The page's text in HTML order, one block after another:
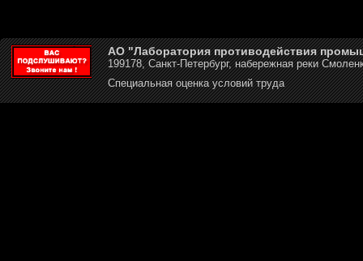
АО "Лаборатория противодействия
199178, Санкт-Петербург, набережная реки
Специальная оценка условий труда